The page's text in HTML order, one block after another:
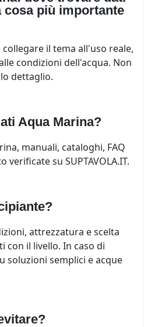
più importante
il tema all'uso reale,
condizioni dell'acqua. Non
dettaglio.
Aqua Marina?
manuali, cataloghi, FAQ
su SUPTAVOLA.IT.
attrezzatura e scelta
con il livello. In caso di
soluzioni semplici e acque